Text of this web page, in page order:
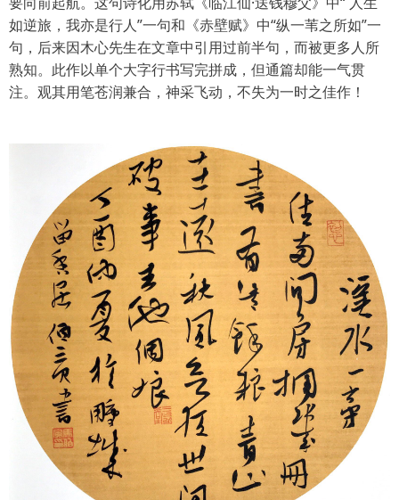
如逆旅，我亦是行人”一句和《赤壁赋》中“纵一苇之所如”一
句，后来因木心先生在文章中引用过前半句，而被更多人所
熟知。此作以单个大字行书写完拼成，但通篇却能一气贯
注。观其用笔苍润兼合，神采飞动，不失为一时之佳作！